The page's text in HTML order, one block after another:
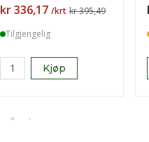
Pris
kr 336,17 /krt kr 395,49
Tilgjengelig
Kjøp